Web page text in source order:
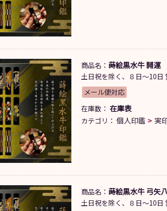
商品名： 蒔絵黒水牛 開
土日祝を除く、８日～10日
メール便対応
在庫数： 在庫表
カテゴリ： 個人印鑑 実
商品名： 蒔絵黒水牛 弓
土日祝を除く、８日～10日